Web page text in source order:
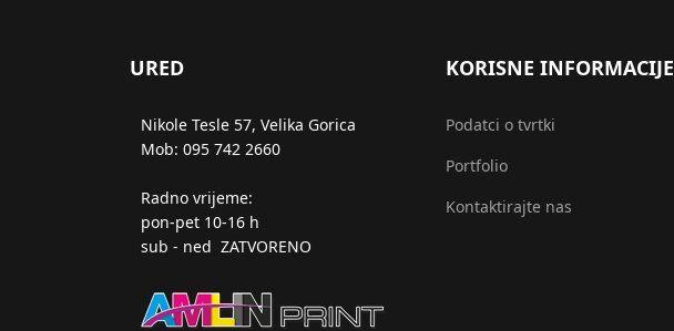
URED
Nikole Tesle 57, Velika Gorica
Mob: 095 742 2660
Radno vrijeme:
pon-pet 10-16 h
sub - ned ZATVORENO
KORISNE INFORMACIJE
Podatci o tvrtki
Portfolio
Kontaktirajte nas